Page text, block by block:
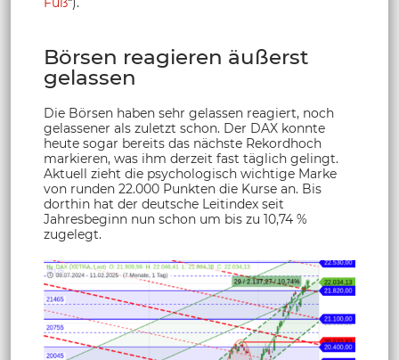
Börsen reagieren äußerst
gelassen
Die Börsen haben sehr gelassen reagiert, noch
gelassener als zuletzt schon. Der DAX konnte
heute sogar bereits das nächste Rekordhoch
markieren, was ihm derzeit fast täglich gelingt.
Aktuell zieht die psychologisch wichtige Marke
von runden 22.000 Punkten die Kurse an. Bis
dorthin hat der deutsche Leitindex seit
Jahresbeginn nun schon um bis zu 10,74 %
zugelegt.